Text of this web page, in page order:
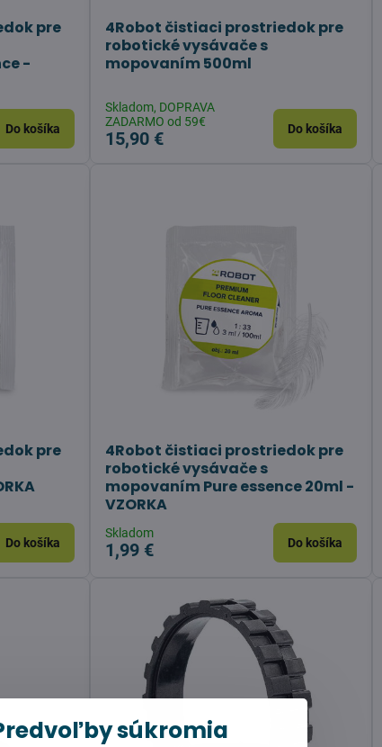
pre
-
Do košíka
4Robot čistiaci prostriedok pre
robotické vysávače s
mopovaním 500ml
Skladom, DOPRAVA
ZADARMO od 59€
15,90 € Do košíka
pre
Do košíka
4Robot čistiaci prostriedok pre
robotické vysávače s
mopovaním Pure essence 20ml -
VZORKA
Skladom
1,99 € Do košíka
súkromia